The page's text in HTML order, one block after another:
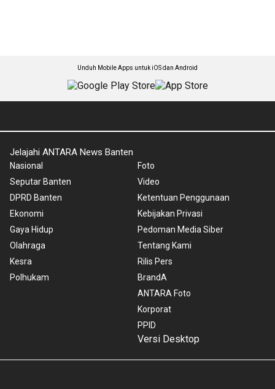
Unduh Mobile Apps untuk iOS dan Android
Jelajahi ANTARA News Banten
Nasional
Seputar Banten
DPRD Banten
Ekonomi
Gaya Hidup
Olahraga
Kesra
Polhukam
Foto
Video
Ketentuan Penggunaan
Kebijakan Privasi
Pedoman Media Siber
Tentang Kami
Rilis Pers
BrandA
ANTARA Foto
Korporat
PPID
Versi Desktop